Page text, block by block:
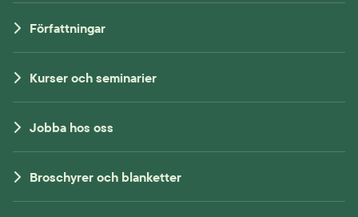
Författningar
Kurser och seminarier
Jobba hos oss
Broschyrer och blanketter